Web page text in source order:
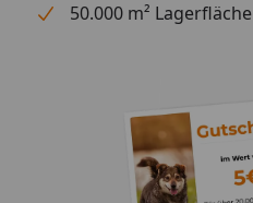
50.000 m² Lagerfläche